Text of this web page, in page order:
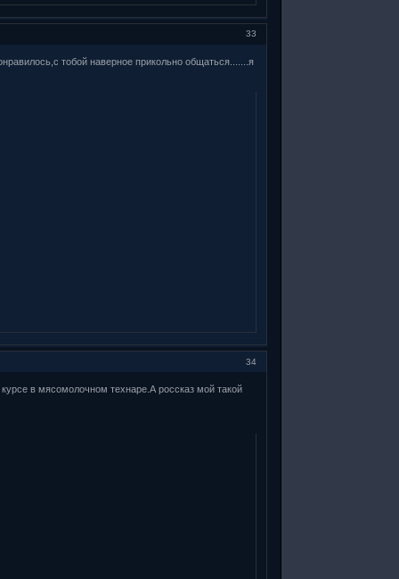
33
тобой наверное прикольно общаться.......я
34
в мясомолочном технаре.А россказ мой такой